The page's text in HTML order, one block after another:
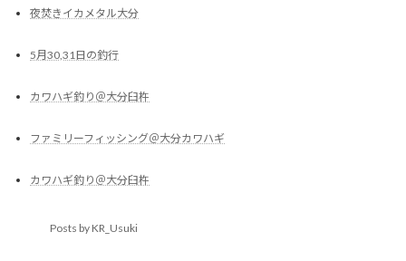
夜焚きイカメタル大分
5月30,31日の釣行
カワハギ釣り＠大分臼杵
ファミリーフィッシング＠大分カワハギ
カワハギ釣り＠大分臼杵
Posts by KR_Usuki